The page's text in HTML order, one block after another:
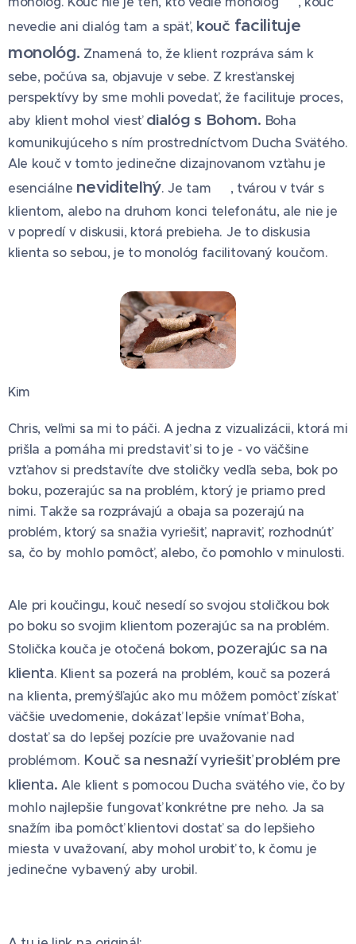
nevedie ani dialóg tam a späť, kouč facilituje
monológ. Znamená to, že klient rozpráva sám k
sebe, počúva sa, objavuje v sebe. Z kresťanskej
perspektívy by sme mohli povedať, že facilituje proces,
aby klient mohol viesť dialóg s Bohom. Boha
komunikujúceho s ním prostredníctvom Ducha Svätého.
Ale kouč v tomto jedinečne dizajnovanom vzťahu je
esenciálne neviditeľný. Je tam 😊, tvárou v tvár s
klientom, alebo na druhom konci telefonátu, ale nie je
v popredí v diskusii, ktorá prebieha. Je to diskusia
klienta so sebou, je to monológ facilitovaný koučom.
Kim
Chris, veľmi sa mi to páči. A jedna z vizualizácii, ktorá mi
prišla a pomáha mi predstaviť si to je - vo väčšine
vzťahov si predstavíte dve stoličky vedľa seba, bok po
boku, pozerajúc sa na problém, ktorý je priamo pred
nimi. Takže sa rozprávajú a obaja sa pozerajú na
problém, ktorý sa snažia vyriešiť, napraviť, rozhodnúť
sa, čo by mohlo pomôcť, alebo, čo pomohlo v minulosti.
Ale pri koučingu, kouč nesedí so svojou stoličkou bok
po boku so svojim klientom pozerajúc sa na problém.
Stolička kouča je otočená bokom, pozerajúc sa na
klienta. Klient sa pozerá na problém, kouč sa pozerá
na klienta, premýšľajúc ako mu môžem pomôcť získať
väčšie uvedomenie, dokázať lepšie vnímať Boha,
dostať sa do lepšej pozície pre uvažovanie nad
problémom. Kouč sa nesnaží vyriešiť problém pre
klienta. Ale klient s pomocou Ducha svätého vie, čo by
mohlo najlepšie fungovať konkrétne pre neho. Ja sa
snažím iba pomôcť klientovi dostať sa do lepšieho
miesta v uvažovaní, aby mohol urobiť to, k čomu je
jedinečne vybavený aby urobil.